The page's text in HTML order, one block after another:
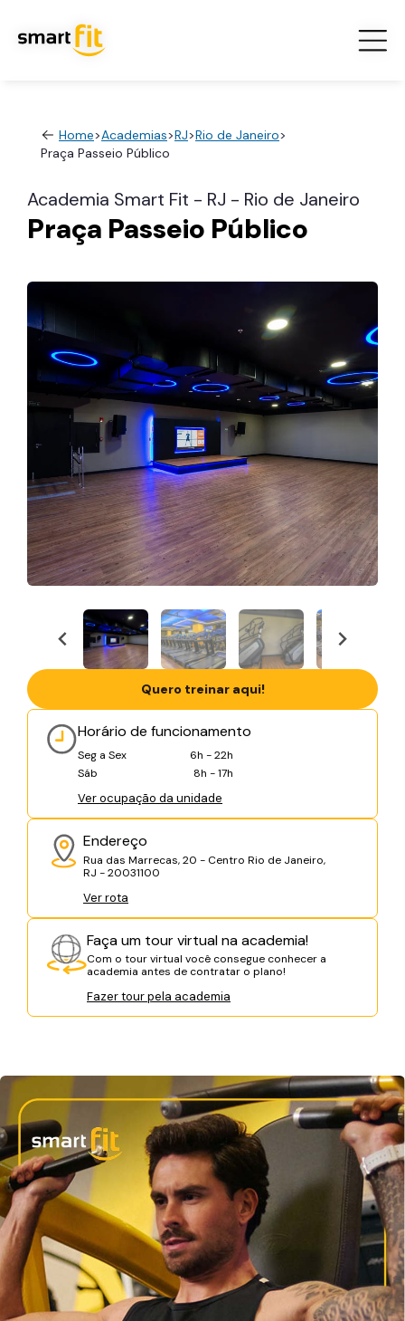
Home>Academias>RJ>Rio de Janeiro>
Praça Passeio Público
Academia Smart Fit - RJ - Rio de Janeiro
Praça Passeio Público
Horário de funcionamento
Seg a Sex
6h - 22h
Sáb
8h - 17h
Ver ocupação da unidade
Endereço
Rua das Marrecas, 20 - Centro Rio de Janeiro,
RJ - 20031100
Ver rota
Faça um tour virtual na academia!
Com o tour virtual você consegue conhecer a
academia antes de contratar o plano!
Fazer tour pela academia
Quero treinar aqui!